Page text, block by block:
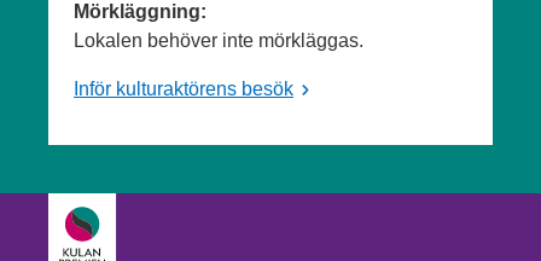
Mörkläggning:
Lokalen behöver inte mörkläggas.
Inför kulturaktörens besök